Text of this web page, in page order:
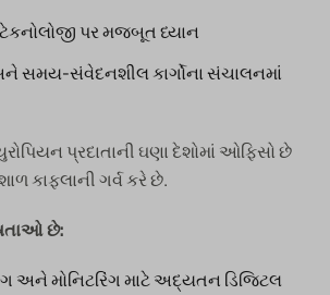
પર મજબૂત ધ્યાન
સંવેદનશીલ કાર્ગોના સંચાલનમાં
પ્રદાતાની ઘણા દેશોમાં ઓફિસો છે
કાફલાની ગર્વ કરે છે.
છે:
અને મોનિટરિંગ માટે અદ્યતન ડિજિટલ